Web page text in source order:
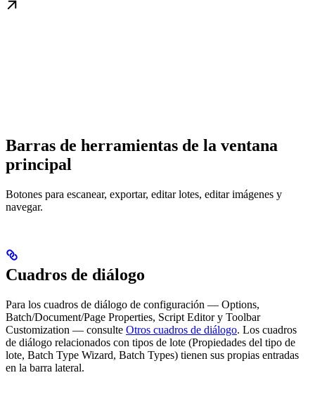
Barras de herramientas de la ventana
principal
Botones para escanear, exportar, editar lotes, editar imágenes y
navegar.
Cuadros de diálogo
Para los cuadros de diálogo de configuración — Options,
Batch/Document/Page Properties, Script Editor y Toolbar
Customization — consulte Otros cuadros de diálogo. Los cuadros
de diálogo relacionados con tipos de lote (Propiedades del tipo de
lote, Batch Type Wizard, Batch Types) tienen sus propias entradas
en la barra lateral.